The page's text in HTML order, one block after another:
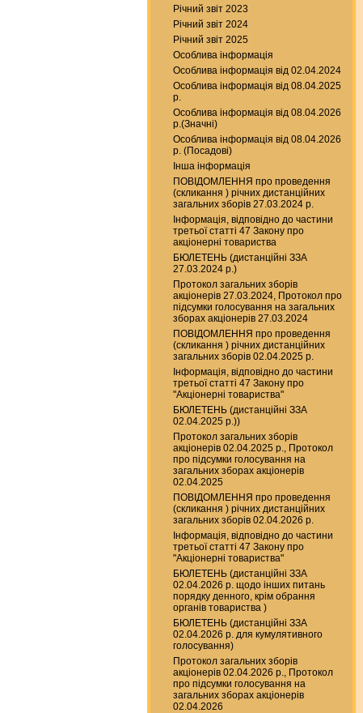
Річний звіт 2023
Річний звіт 2024
Річний звіт 2025
Особлива інформація
Особлива інформація від 02.04.2024
Особлива інформація від 08.04.2025
р.
Особлива інформація від 08.04.2026
р.(Значні)
Особлива інформація від 08.04.2026
р. (Посадові)
Інша інформація
ПОВІДОМЛЕННЯ про проведення
(скликання ) річних дистанційних
загальних зборів 27.03.2024 р.
Інформація, відповідно до частини
третьої статті 47 Закону про
акціонерні товариства
БЮЛЕТЕНЬ (дистанційні ЗЗА
27.03.2024 р.)
Протокол загальних зборів
акціонерів 27.03.2024, Протокол про
підсумки голосування на загальних
зборах акціонерів 27.03.2024
ПОВІДОМЛЕННЯ про проведення
(скликання ) річних дистанційних
загальних зборів 02.04.2025 р.
Інформація, відповідно до частини
третьої статті 47 Закону про
"Акціонерні товариства"
БЮЛЕТЕНЬ (дистанційні ЗЗА
02.04.2025 р.))
Протокол загальних зборів
акціонерів 02.04.2025 р., Протокол
про підсумки голосування на
загальних зборах акціонерів
02.04.2025
ПОВІДОМЛЕННЯ про проведення
(скликання ) річних дистанційних
загальних зборів 02.04.2026 р.
Інформація, відповідно до частини
третьої статті 47 Закону про
"Акціонерні товариства"
БЮЛЕТЕНЬ (дистанційні ЗЗА
02.04.2026 р. щодо інших питань
порядку денного, крім обрання
органів товариства )
БЮЛЕТЕНЬ (дистанційні ЗЗА
02.04.2026 р. для кумулятивного
голосування)
Протокол загальних зборів
акціонерів 02.04.2026 р., Протокол
про підсумки голосування на
загальних зборах акціонерів
02.04.2026